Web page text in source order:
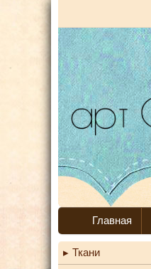
Главная
Ткани